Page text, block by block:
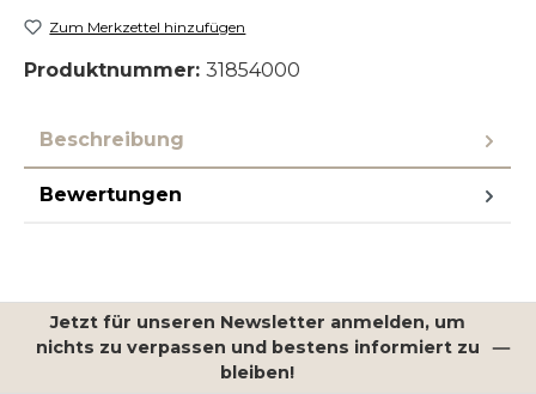
Zum Merkzettel hinzufügen
Produktnummer: 31854000
Beschreibung
Bewertungen
Jetzt für unseren Newsletter anmelden, um
nichts zu verpassen und bestens informiert zu
bleiben!